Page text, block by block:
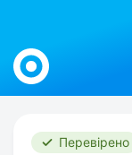
Work.ua
Перевірено